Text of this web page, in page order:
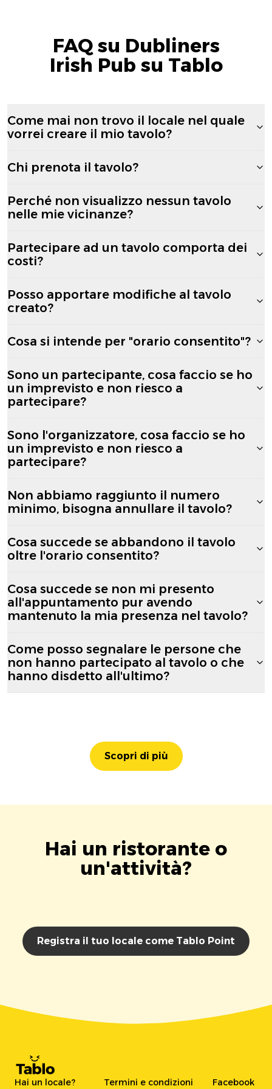
FAQ su Dubliners
Irish Pub su Tablo
Come mai non trovo il locale nel quale
vorrei creare il mio tavolo?
Chi prenota il tavolo?
Perché non visualizzo nessun tavolo
nelle mie vicinanze?
Partecipare ad un tavolo comporta dei
costi?
Posso apportare modifiche al tavolo
creato?
Cosa si intende per "orario consentito"?
Sono un partecipante, cosa faccio se ho
un imprevisto e non riesco a
partecipare?
Sono l'organizzatore, cosa faccio se ho
un imprevisto e non riesco a
partecipare?
Non abbiamo raggiunto il numero
minimo, bisogna annullare il tavolo?
Cosa succede se abbandono il tavolo
oltre l'orario consentito?
Cosa succede se non mi presento
all'appuntamento pur avendo
mantenuto la mia presenza nel tavolo?
Come posso segnalare le persone che
non hanno partecipato al tavolo o che
hanno disdetto all'ultimo?
Scopri di più
Hai un ristorante o
un'attività?
Registra il tuo locale come Tablo Point
Hai un locale?
Termini e condizioni
Facebook